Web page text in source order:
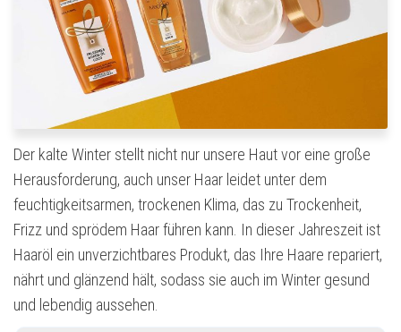
Der kalte Winter stellt nicht nur unsere Haut vor eine große
Herausforderung, auch unser Haar leidet unter dem
feuchtigkeitsarmen, trockenen Klima, das zu Trockenheit,
Frizz und sprödem Haar führen kann. In dieser Jahreszeit ist
Haaröl ein unverzichtbares Produkt, das Ihre Haare repariert,
nährt und glänzend hält, sodass sie auch im Winter gesund
und lebendig aussehen.